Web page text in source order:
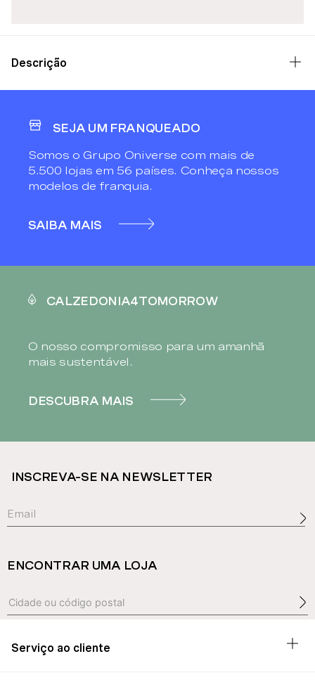
Descrição
SEJA UM FRANQUEADO
Somos o Grupo Oniverse com mais de
5.500 lojas em 56 países. Conheça nossos
modelos de franquia.
SAIBA MAIS
CALZEDONIA4TOMORROW
O nosso compromisso para um amanhã
mais sustentável.
DESCUBRA MAIS
INSCREVA-SE NA NEWSLETTER
ENCONTRAR UMA LOJA
Serviço ao cliente